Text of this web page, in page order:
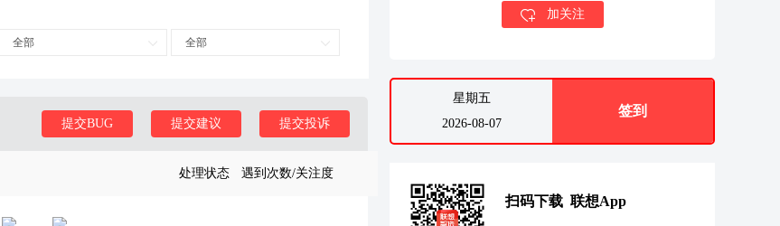
全部 全部
提交投诉
提交建议
提交BUG
处理状态 遇到次数/关注度
加关注
星期五
2026-08-07
签到
扫码下载 联想App